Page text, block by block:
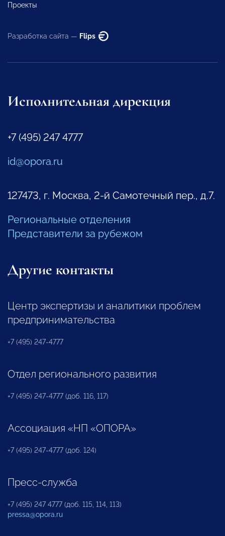
Проекты
Разработка сайта — Flips
Исполнительная дирекция
+7 (495) 247 4777
id@opora.ru
127473, г. Москва, 2-й Самотечный пер., д.7.
Региональные отделения
Представители за рубежом
Другие контакты
Центр экспертизы и аналитики проблем
предпринимательства
+7 (495) 247-4777
Отдел регионального развития
+7 (495) 247-4777 (доб. 116, 117)
Ассоциация «НП «ОПОРА»
+7 (495) 247-4777 (доб. 124)
Пресс-служба
+7 (495) 247 4777 (доб. 115, 114, 113)
pressa@opora.ru